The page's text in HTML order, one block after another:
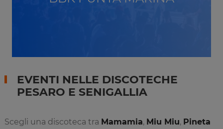
EVENTI NELLE DISCOTECHE
PESARO E SENIGALLIA
Scegli una discoteca tra Mamamia, Miu Miu, Pineta